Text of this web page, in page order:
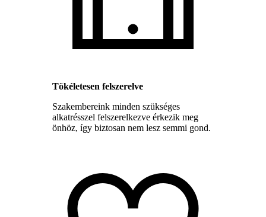
Tökéletesen felszerelve
Szakembereink minden szükséges
alkatrésszel felszerelkezve érkezik meg
önhöz, így biztosan nem lesz semmi gond.